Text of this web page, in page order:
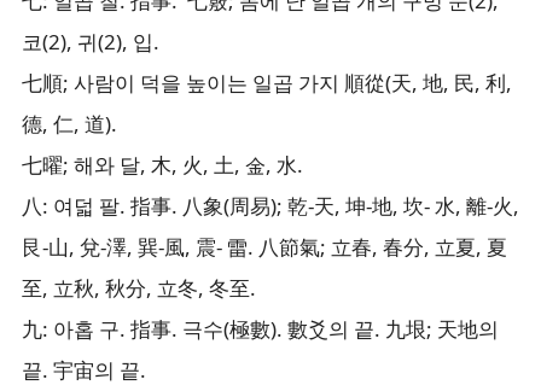
코(2), 귀(2), 입.
七順; 사람이 덕을 높이는 일곱 가지 順從(天, 地, 民, 利,
德, 仁, 道).
七曜; 해와 달, 木, 火, 土, 金, 水.
八: 여덟 팔. 指事. 八象(周易); 乾-天, 坤-地, 坎- 水, 離-火,
艮-山, 兌-澤, 巽-風, 震- 雷. 八節氣; 立春, 春分, 立夏, 夏
至, 立秋, 秋分, 立冬, 冬至.
九: 아홉 구. 指事. 극수(極數). 數爻의 끝. 九垠; 天地의
끝. 宇宙의 끝.